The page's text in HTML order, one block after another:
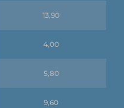
13,90
4,00
5,80
9,60